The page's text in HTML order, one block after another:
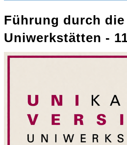
Führung durch die
Uniwerkstätten -